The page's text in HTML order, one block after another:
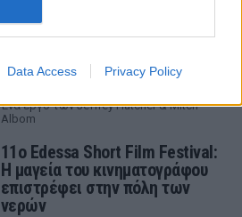
Data Access Privacy Policy
«Κάθε Τρίτη με τον Μόρι»: Η
μεγάλη θεατρική επιτυχία
ΠΡΙΝ 7 ΕΒΔΟΜΆΔΕΣ
Ένα έργο των Jeffrey Hatcher & Mitch
Albom
11ο Edessa Short Film Festival:
Η μαγεία του κινηματογράφου
επιστρέφει στην πόλη των
νερών